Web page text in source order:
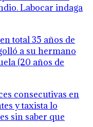
Labocar indaga
total 35 años de
a su hermano
(20 años de
consecutivas en
y taxista lo
sin saber que